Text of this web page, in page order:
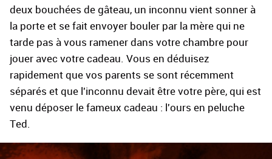
deux bouchées de gâteau, un inconnu vient sonner à
la porte et se fait envoyer bouler par la mère qui ne
tarde pas à vous ramener dans votre chambre pour
jouer avec votre cadeau. Vous en déduisez
rapidement que vos parents se sont récemment
séparés et que l'inconnu devait être votre père, qui est
venu déposer le fameux cadeau : l'ours en peluche
Ted.